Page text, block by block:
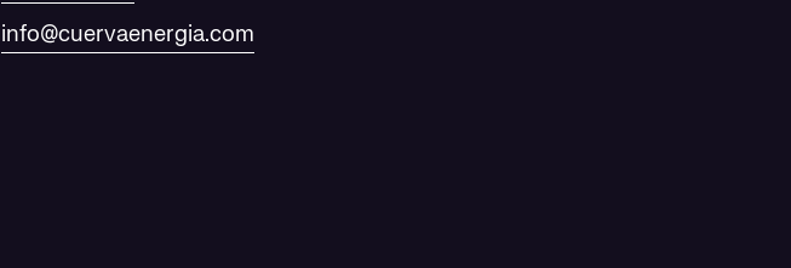
info@cuervaenergia.com